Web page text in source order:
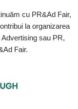
cu PR&Ad Fair,
la organizarea
sau PR,
Fair.